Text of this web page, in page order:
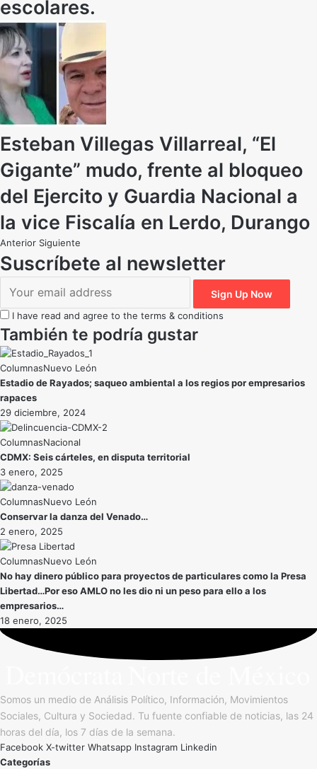
escolares.
Esteban Villegas Villarreal, “El
Gigante” mudo, frente al bloqueo
del Ejercito y Guardia Nacional a
la vice Fiscalía en Lerdo, Durango
Anterior Siguiente
Suscríbete al newsletter
I have read and agree to the terms & conditions
También te podría gustar
Nuevo León
Estadio de Rayados; saqueo ambiental a los regios por empresarios
rapaces
29 diciembre, 2024
Nacional
CDMX: Seis cárteles, en disputa territorial
3 enero, 2025
Nuevo León
Conservar la danza del Venado…
2 enero, 2025
Nuevo León
No hay dinero público para proyectos de particulares como la Presa
Libertad…Por eso AMLO no les dio ni un peso para ello a los
empresarios…
18 enero, 2025
Somos un medio de Análisis Político, Información, Movimientos
Sociales, Cultura y Sociedad. Tu fuente confiable de noticias, las 24
horas del día, los 7 días de la semana.
Facebook X-twitter Whatsapp Instagram Linkedin
Categorías